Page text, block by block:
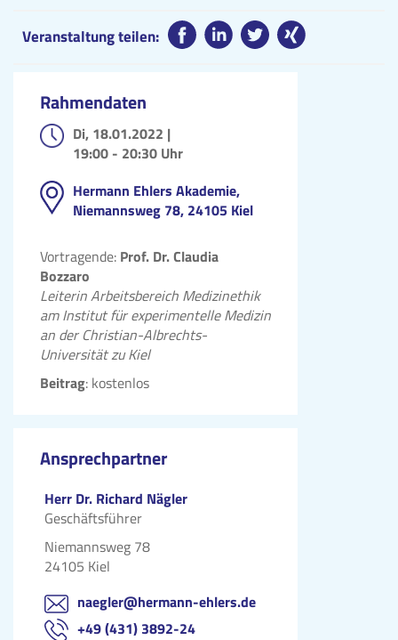
Veranstaltung teilen:
Rahmendaten
Di, 18.01.2022 |
19:00 - 20:30 Uhr
Hermann Ehlers Akademie,
Niemannsweg 78, 24105 Kiel
Vortragende: Prof. Dr. Claudia
Bozzaro
Leiterin Arbeitsbereich Medizinethik
am Institut für experimentelle Medizin
an der Christian-Albrechts-
Universität zu Kiel
Beitrag: kostenlos
Ansprechpartner
Herr Dr. Richard Nägler
Geschäftsführer
Niemannsweg 78
24105 Kiel
naegler@hermann-ehlers.de
+49 (431) 3892-24